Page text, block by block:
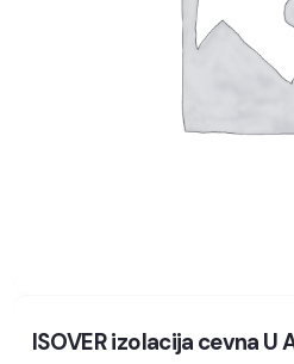
ISOVER izolacija cevna U